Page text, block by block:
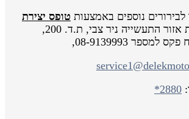
נוספים באמצעות טופס יצירת
, או בכתובת אזור התעשייה ניר צבי, ת.ד. 200,
08-9139993,